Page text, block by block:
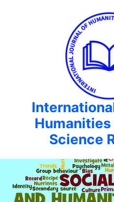
Humanities
Science